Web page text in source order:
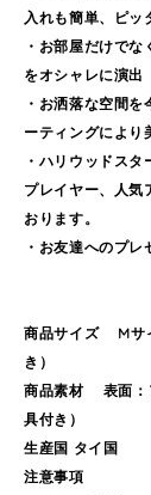
入れも簡単、ピッ
・お部屋だけで
をオシャレに演出
・お洒落な空間
ーティングにより
・ハリウッドス
プレイヤー、人気
おります。
・お友達へのプレ
商品サイズ Mサ
き）
商品素材 表面：
具付き）
生産国 タイ国
注意事項